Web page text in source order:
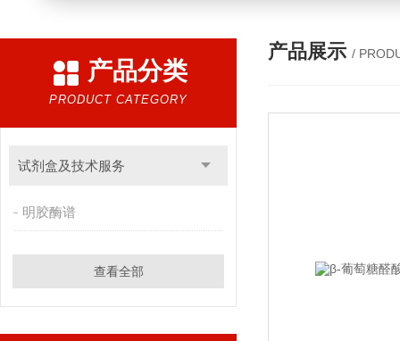
产品分类
PRODUCT CATEGORY
试剂盒及技术服务
明胶酶谱
查看全部
产品展示 /